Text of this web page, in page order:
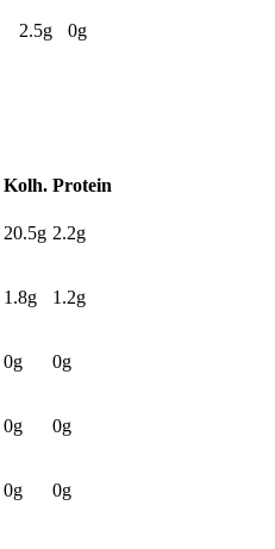
2.5g 0g
Kolh. Protein
20.5g 2.2g
1.8g 1.2g
0g 0g
0g 0g
0g 0g